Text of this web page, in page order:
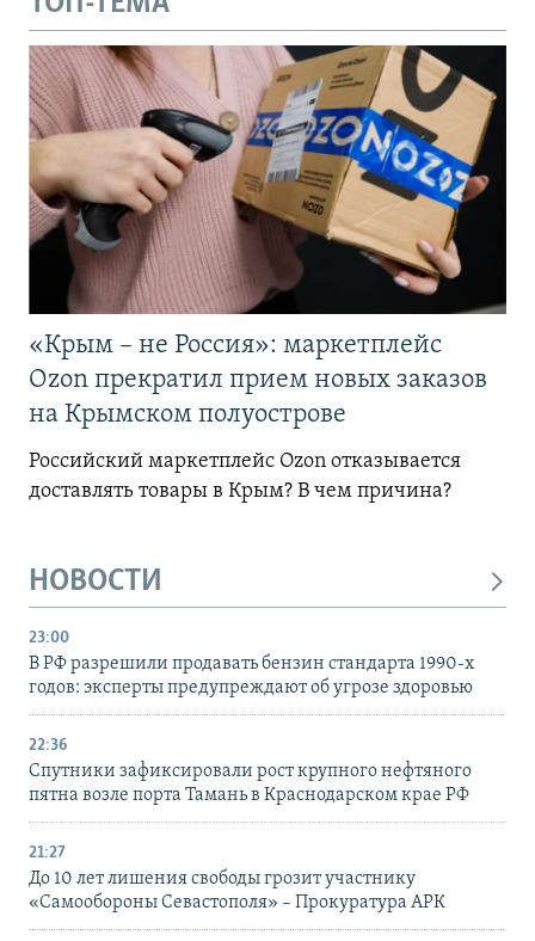
«Крым – не Россия»: маркетплейс
Ozon прекратил прием новых заказов
на Крымском полуострове
Российский маркетплейс Ozon отказывается
доставлять товары в Крым? В чем причина?
НОВОСТИ
23:00
В РФ разрешили продавать бензин стандарта 1990-х
годов: эксперты предупреждают об угрозе здоровью
22:36
Спутники зафиксировали рост крупного нефтяного
пятна возле порта Тамань в Краснодарском крае РФ
21:27
До 10 лет лишения свободы грозит участнику
«Самообороны Севастополя» – Прокуратура АРК